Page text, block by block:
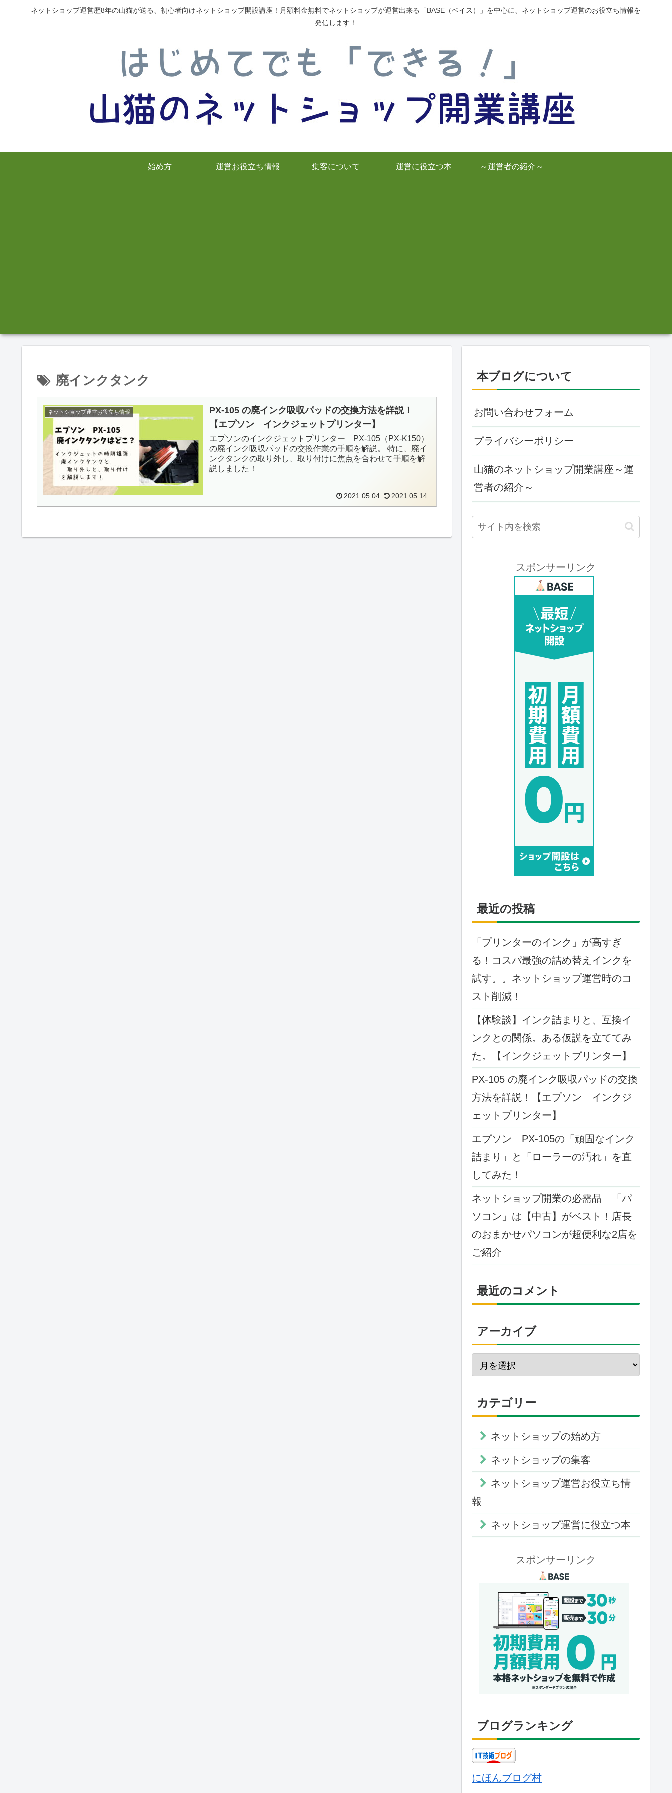
ネットショップ運営歴8年の山猫が送る、初心者向けネットショップ開設講座！月額料金無料でネットショップが運営出来る「BASE（ベイス）」を中心に、ネットショップ運営のお役立ち情報を
発信します！
始め方 運営お役立ち情報 集客について 運営に役立つ本 ～運営者の紹介～
廃インクタンク
ネットショップ運営お役立ち情報
PX-105 の廃インク吸収パッドの交換方法を詳説！
【エプソン インクジェットプリンター】
エプソンのインクジェットプリンター PX-105（PX-K150）
の廃インク吸収パッドの交換作業の手順を解説。 特に、廃イ
ンクタンクの取り外し、取り付けに焦点を合わせて手順を解
説しました！
2021.05.04 2021.05.14
本ブログについて
お問い合わせフォーム
プライバシーポリシー
山猫のネットショップ開業講座～運
営者の紹介～
スポンサーリンク
最近の投稿
「プリンターのインク」が高すぎ
る！コスパ最強の詰め替えインクを
試す。。ネットショップ運営時のコ
スト削減！
【体験談】インク詰まりと、互換イ
ンクとの関係。ある仮説を立ててみ
た。【インクジェットプリンター】
PX-105 の廃インク吸収パッドの交換
方法を詳説！【エプソン インクジ
ェットプリンター】
エプソン PX-105の「頑固なインク
詰まり」と「ローラーの汚れ」を直
してみた！
ネットショップ開業の必需品 「パ
ソコン」は【中古】がベスト！店長
のおまかせパソコンが超便利な2店を
ご紹介
最近のコメント
アーカイブ
カテゴリー
ネットショップの始め方
ネットショップの集客
ネットショップ運営お役立ち情
報
ネットショップ運営に役立つ本
スポンサーリンク
ブログランキング
にほんブログ村